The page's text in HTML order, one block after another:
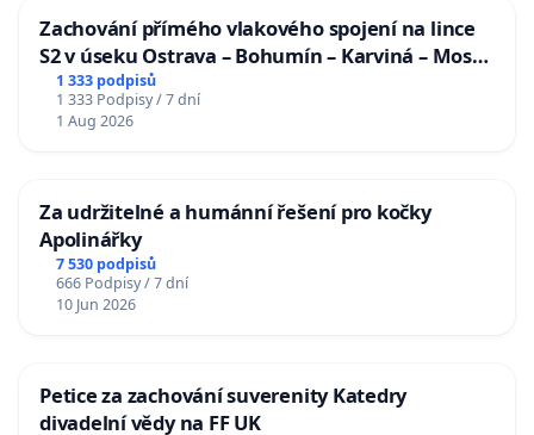
Zachování přímého vlakového spojení na lince
S2 v úseku Ostrava – Bohumín – Karviná – Mosty
u Jablunkova
1 333 podpisů
1 333 Podpisy / 7 dní
1 Aug 2026
Za udržitelné a humánní řešení pro kočky
Apolinářky
7 530 podpisů
666 Podpisy / 7 dní
10 Jun 2026
Petice za zachování suverenity Katedry
divadelní vědy na FF UK